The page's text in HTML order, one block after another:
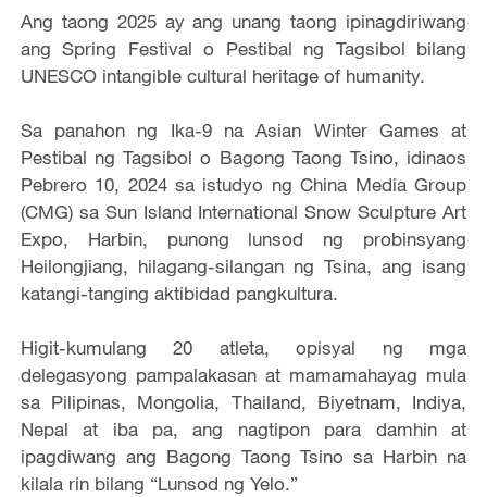
Video
Ang taong 2025 ay ang unang taong ipinagdiriwang
ang Spring Festival o Pestibal ng Tagsibol bilang
UNESCO intangible cultural heritage of humanity.
Sa panahon ng Ika-9 na Asian Winter Games at
Pestibal ng Tagsibol o Bagong Taong Tsino, idinaos
Pebrero 10, 2024 sa istudyo ng China Media Group
(CMG) sa Sun Island International Snow Sculpture Art
Expo, Harbin, punong lunsod ng probinsyang
Heilongjiang, hilagang-silangan ng Tsina, ang isang
katangi-tanging aktibidad pangkultura.
Higit-kumulang 20 atleta, opisyal ng mga
delegasyong pampalakasan at mamamahayag mula
sa Pilipinas, Mongolia, Thailand, Biyetnam, Indiya,
Nepal at iba pa, ang nagtipon para damhin at
ipagdiwang ang Bagong Taong Tsino sa Harbin na
kilala rin bilang “Lunsod ng Yelo.”